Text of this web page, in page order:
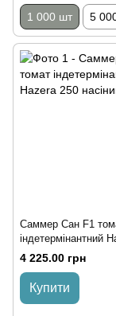
1 000 шт 5
Саммер Сан F1
індетермінантний
насінин
4 225.00 грн
Купити